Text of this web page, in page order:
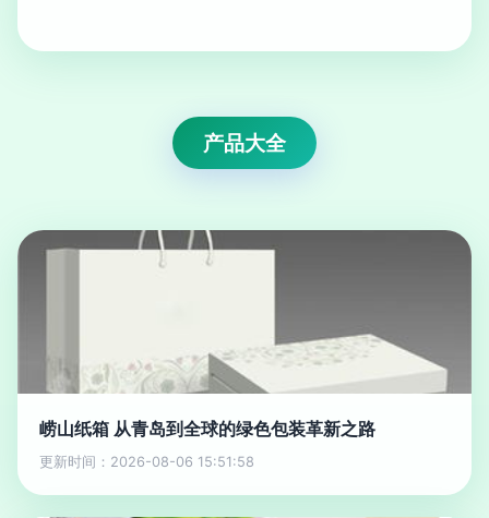
产品大全
崂山纸箱 从青岛到全球的绿色包装革新之路
更新时间：2026-08-06 15:51:58